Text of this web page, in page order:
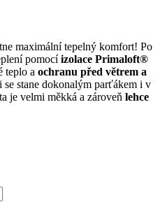
maximální tepelný komfort! Po
pomocíizolace Primaloft®
teplo a ochranu před větrem a
stane dokonalým parťákem i v
je velmi měkká a zároveň lehce